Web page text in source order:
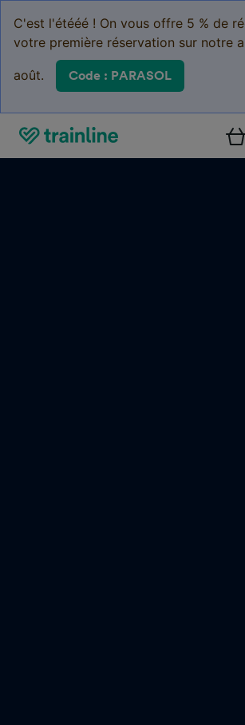
C'est l'étééé ! On vous offre 5 % de
votre première réservation sur notre
août. Code : PARASOL